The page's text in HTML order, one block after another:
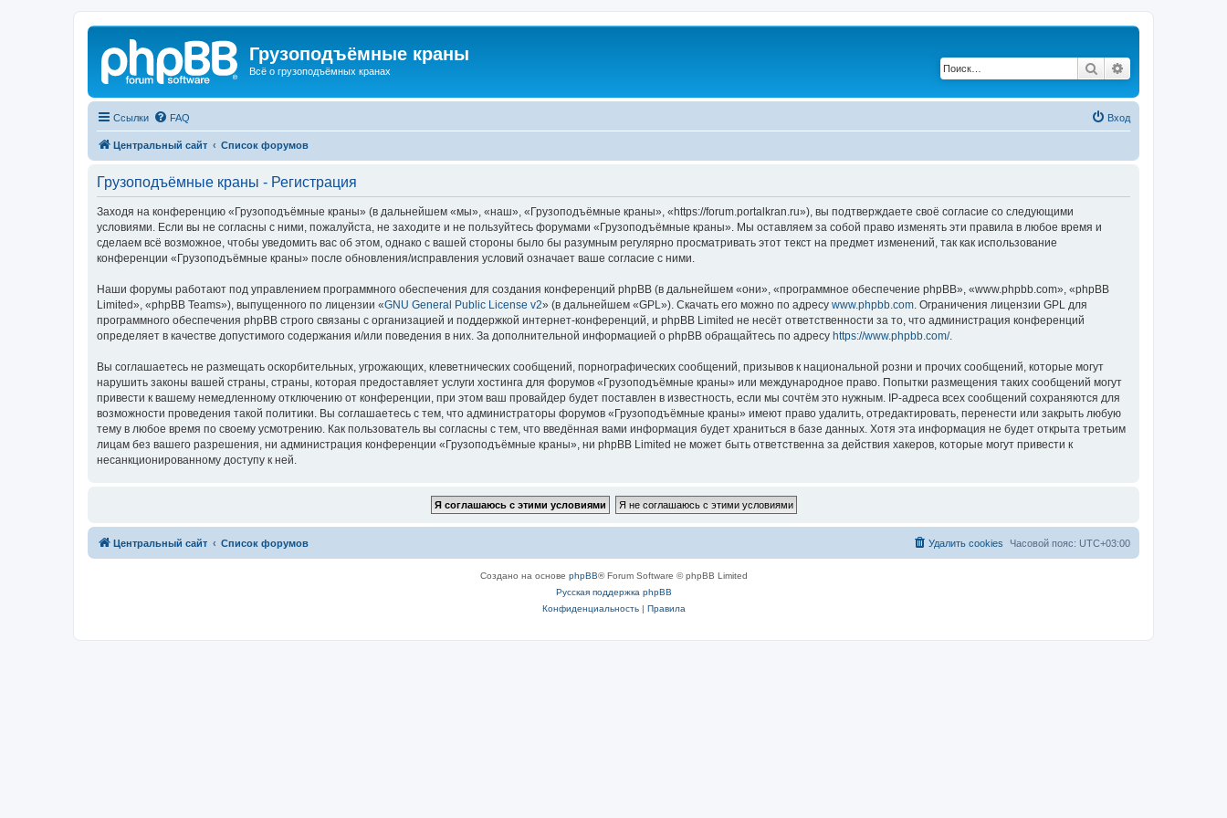
Грузоподъёмные краны
Всё о грузоподъёмных кранах Поиск
Ссылки FAQ Вход
Центральный сайт Список форумов
Грузоподъёмные краны - Регистрация
Заходя на конференцию «Грузоподъёмные краны» (в дальнейшем «мы», «наш», «Грузоподъёмные краны», «https://forum.portalkran.ru»), вы подтверждаете своё согласие со следующими
условиями. Если вы не согласны с ними, пожалуйста, не заходите и не пользуйтесь форумами «Грузоподъёмные краны». Мы оставляем за собой право изменять эти правила в любое время и
сделаем всё возможное, чтобы уведомить вас об этом, однако с вашей стороны было бы разумным регулярно просматривать этот текст на предмет изменений, так как использование
конференции «Грузоподъёмные краны» после обновления/исправления условий означает ваше согласие с ними.
Наши форумы работают под управлением программного обеспечения для создания конференций phpBB (в дальнейшем «они», «программное обеспечение phpBB», «www.phpbb.com», «phpBB
Limited», «phpBB Teams»), выпущенного по лицензии «GNU General Public License v2» (в дальнейшем «GPL»). Скачать его можно по адресу www.phpbb.com . Ограничения лицензии GPL для
программного обеспечения phpBB строго связаны с организацией и поддержкой интернет-конференций, и phpBB Limited не несёт ответственности за то, что администрация конференций
определяет в качестве допустимого содержания и/или поведения в них. За дополнительной информацией о phpBB обращайтесь по адресу https://www.phpbb.com/.
Вы соглашаетесь не размещать оскорбительных, угрожающих, клеветнических сообщений, порнографических сообщений, призывов к национальной розни и прочих сообщений, которые могут
нарушить законы вашей страны, страны, которая предоставляет услуги хостинга для форумов «Грузоподъёмные краны» или международное право. Попытки размещения таких сообщений могут
привести к вашему немедленному отключению от конференции, при этом ваш провайдер будет поставлен в известность, если мы сочтём это нужным. IP-адреса всех сообщений сохраняются для
возможности проведения такой политики. Вы соглашаетесь с тем, что администраторы форумов «Грузоподъёмные краны» имеют право удалить, отредактировать, перенести или закрыть любую
тему в любое время по своему усмотрению. Как пользователь вы согласны с тем, что введённая вами информация будет храниться в базе данных. Хотя эта информация не будет открыта третьим
лицам без вашего разрешения, ни администрация конференции «Грузоподъёмные краны», ни phpBB Limited не может быть ответственна за действия хакеров, которые могут привести к
несанкционированному доступу к ней.
Центральный сайт Список форумов Часовой пояс: UTC+03:00
Удалить cookies
Создано на основе phpBB® Forum Software © phpBB Limited
Русская поддержка phpBB
Конфиденциальность| Правила